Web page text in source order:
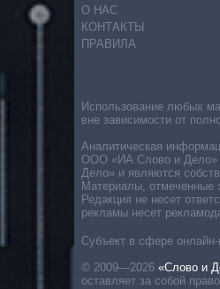
О НАС
КОНТАКТЫ
ПРАВИЛА
Субъект в сфере
© 2009—2026 «Слово и
оставляет за собой
Использование любых
вне зависимости от
Аналитическая
ООО «ИА Слово и Дело»
Дело» и являются
Материалы, отмеченные
Редакция не несет
рекламы несет